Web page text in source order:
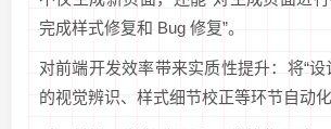
完成样式修复和 Bug 修复”。
对前端开发效率带来实质性提升：将“
的视觉辨识、样式细节校正等环节自动化